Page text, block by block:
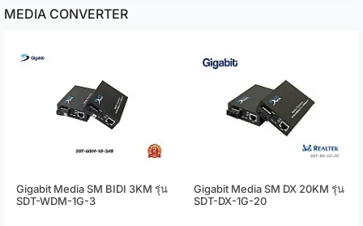
MEDIA CONVERTER
Gigabit Media SM BIDI 3KM รุ่น
SDT-WDM-1G-3
Gigabit Media SM DX 20KM รุ่น
SDT-DX-1G-20